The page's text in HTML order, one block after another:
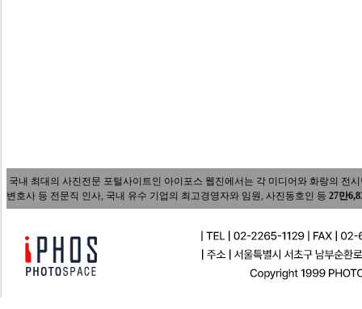
국내 최대의 사진전문 포털사이트인 아이포스 웹진에서는 각 미디어와 화랑의 전
변호사 등 전문직 인사, 국내 유수 기업의 최고경영자와 임원, 사진동호인 등 27만